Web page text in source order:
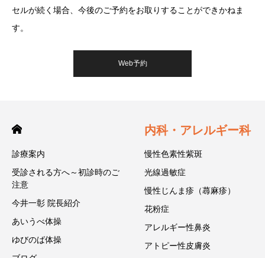
セルが続く場合、今後のご予約をお取りすることができかねま
す。
Web予約
診療案内
受診される方へ～初診時のご
注意
今井一彰 院長紹介
あいうべ体操
ゆびのば体操
内科・アレルギー科
慢性色素性紫斑
光線過敏症
慢性じんま疹（蕁麻疹）
花粉症
アレルギー性鼻炎
アトピー性皮膚炎